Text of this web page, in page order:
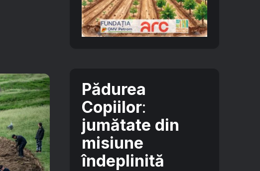
Pădurea
Copiilor:
jumătate din
misiune
îndeplinită